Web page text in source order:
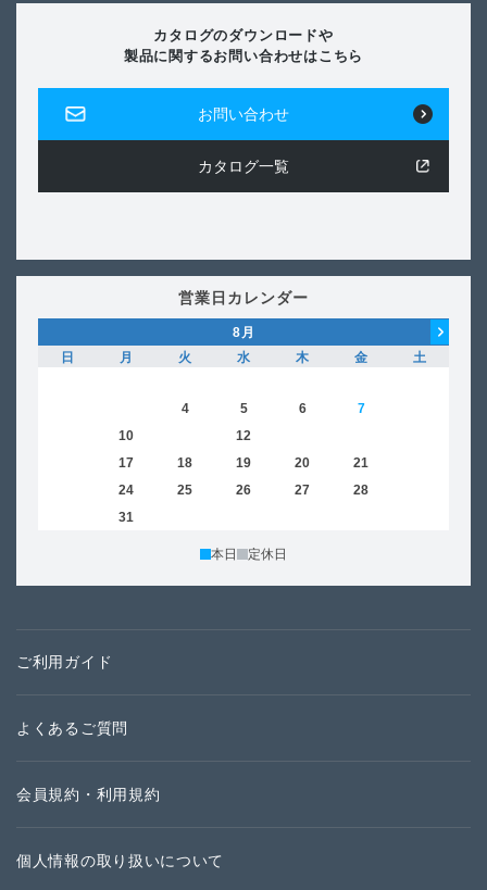
カタログのダウンロードや
製品に関するお問い合わせはこちら
お問い合わせ
カタログ一覧
営業日カレンダー
8 月
日
月 火 水 木 金
土
4 5 6 7
10 12
17 18 19 20 21
24 25 26 27 28
31
本日 定休日
ご利用ガイド
よくあるご質問
会員規約・利用規約
個人情報の取り扱いについて